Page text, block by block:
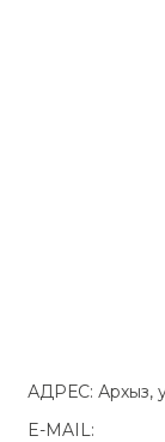
АДРЕС: Архыз,
E-MAIL: